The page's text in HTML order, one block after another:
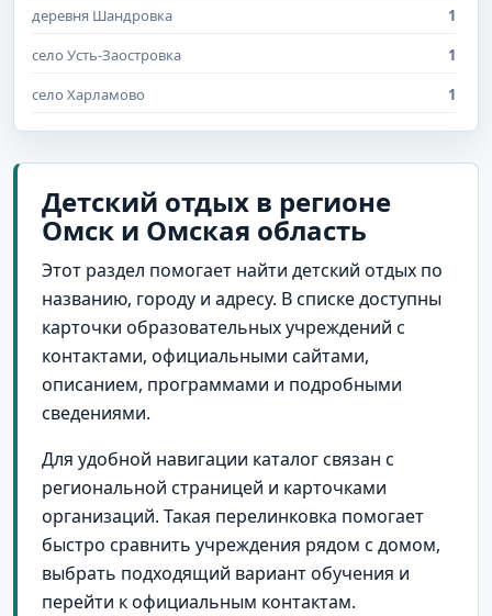
деревня Шандровка
1
село Усть-Заостровка
1
село Харламово
1
Детский отдых в регионе
Омск и Омская область
Этот раздел помогает найти детский отдых по
названию, городу и адресу. В списке доступны
карточки образовательных учреждений с
контактами, официальными сайтами,
описанием, программами и подробными
сведениями.
Для удобной навигации каталог связан с
региональной страницей и карточками
организаций. Такая перелинковка помогает
быстро сравнить учреждения рядом с домом,
выбрать подходящий вариант обучения и
перейти к официальным контактам.